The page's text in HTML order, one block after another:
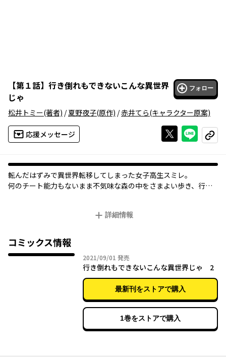
【第１話】 行き倒れもできないこんな異世界
じゃ
フォロー
松井トミー(著者) /夏野夜子(原作) /赤井てら(キャラクター原案)
応援メッセージ Xで投稿する
ライン
コピー
転んだはずみで異世界転移してしまった女子高生スミレ。
何のチート能力もないまま不気味な森の中をさまよい歩き、行き
なぜか自分に懐いてくるフィカルとなりゆきで一緒に暮らすこと
ニケーションは手探り状態。
そのうえ、慣れない異世界生活はカルチャーギャップの連続でー
”行き倒れそこねた女子高生”×”謎の行き倒れ男”が贈るツッコミ
満載の異世界スローライフ、開幕！
詳細情報
コミックス情報
2021/09/01 2021年09月01日
発売
行き倒れもできないこんな異世界じゃ 2
最新刊をストアで購入
1巻をストアで購入